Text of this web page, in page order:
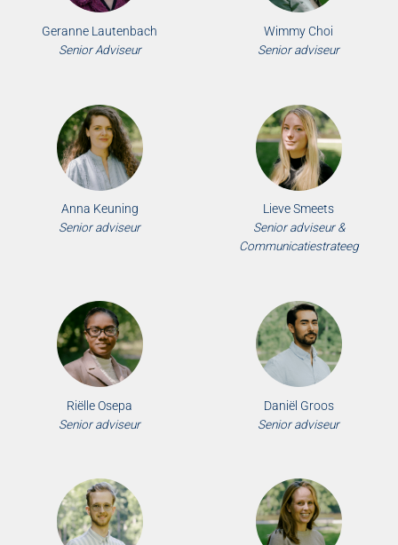
Geranne Lautenbach
Senior Adviseur
Wimmy Choi
Senior adviseur
Anna Keuning
Senior adviseur
Lieve Smeets
Senior adviseur &
Communicatiestrateeg
Riëlle Osepa
Senior adviseur
Daniël Groos
Senior adviseur